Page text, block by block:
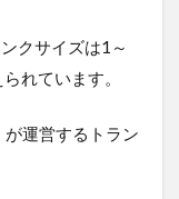
クサイズは1～
れています。
運営するトラン